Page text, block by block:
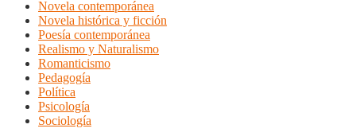
Novela contemporánea
Novela histórica y ficción
Poesía contemporánea
Realismo y Naturalismo
Romanticismo
Pedagogía
Política
Psicología
Sociología